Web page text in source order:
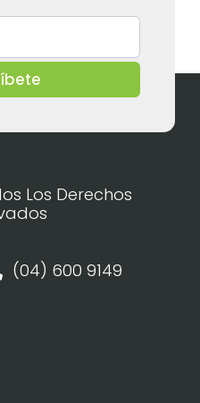
Los Derechos
(04) 600 9149